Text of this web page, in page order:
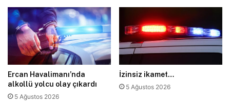
Ercan Havalimanı’nda
alkollü yolcu olay çıkardı
5 Ağustos 2026
İzinsiz ikamet…
5 Ağustos 2026